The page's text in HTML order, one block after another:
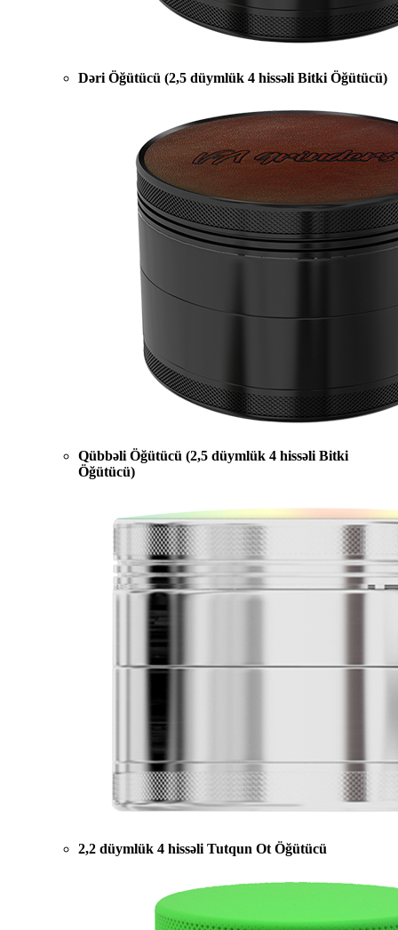
Dəri Öğütücü (2,5 düymlük 4 hissəli Bitki Öğütücü)
Qübbəli Öğütücü (2,5 düymlük 4 hissəli Bitki
Öğütücü)
2,2 düymlük 4 hissəli Tutqun Ot Öğütücü